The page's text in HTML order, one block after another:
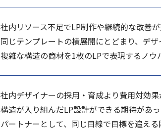
社内リソース不足でLP制作や継続的な改善
同じテンプレートの横展開にとどまり、デ
複雑な構造の商材を1枚のLPで表現するノ
社内デザイナーの採用・育成より費用対効
構造が入り組んだLP設計ができる期待があ
パートナーとして、同じ目線で目標を追え